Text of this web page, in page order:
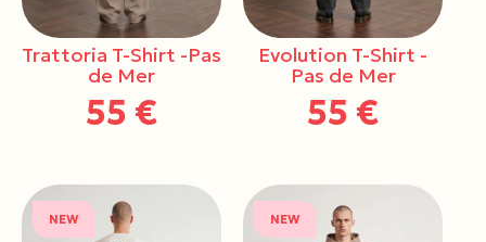
Trattoria T-Shirt -Pas
de Mer
55 €
Evolution T-Shirt -
Pas de Mer
55 €
NEW NEW